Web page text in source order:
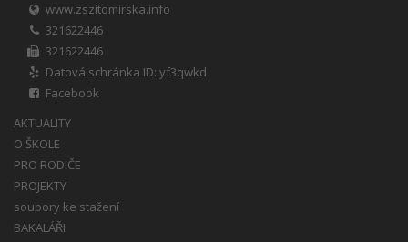
www.zszitomirska.info
321622446
321622446
Datová schránka ID: yf3qwkd
Facebook
AKTUALITY
O ŠKOLE
PRO RODIČE
PROJEKTY
soubory ke stažení
BAKALÁŘI